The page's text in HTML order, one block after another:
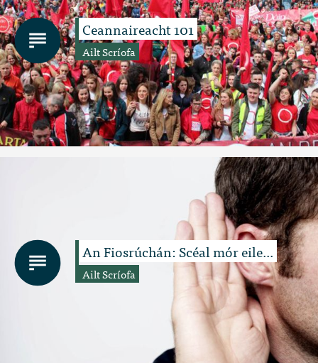
Ceannaireacht 101
Ailt Scríofa
An Fiosrúchán: Scéal mór eile...
Ailt Scríofa